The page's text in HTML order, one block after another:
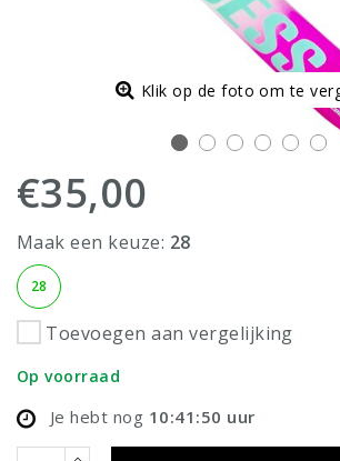
Klik op de foto om te
€35,00
Maak een keuze: 28
28
Toevoegen aan vergelijking
Op voorraad
Je hebt nog 10:41:50 uur